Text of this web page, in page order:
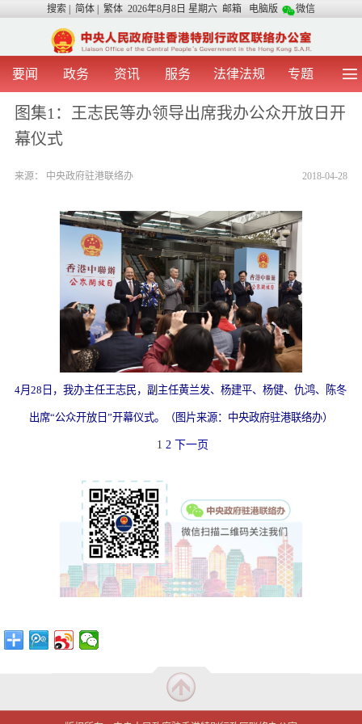
搜索 简体 繁体 2026年8月8日 星期六 邮箱 电脑版 微信
要闻 政务 资讯 服务 法律法规 专题
首 页 图 片 视 频 中央声音
我办动态
办证指引
图集1：王志民等办领导出席我办公众开放日开
幕仪式
2018-04-28
来源： 中央政府驻港联络办
4月28日，我办主任王志民，副主任黄兰发、杨建平、杨健、仇鸿、陈冬
出席“公众开放日”开幕仪式。（图片来源： 中央政府驻港联络办）
1 2 下一页